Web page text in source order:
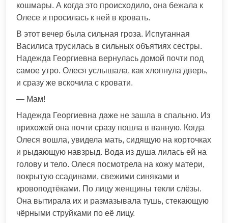
кошмары. А когда это происходило, она бежала к
Олесе и просилась к ней в кровать.
В этот вечер была сильная гроза. Испуганная
Василиса трусилась в сильных объятиях сестры.
Надежда Георгиевна вернулась домой почти под
самое утро. Олеся услышала, как хлопнула дверь,
и сразу же вскочила с кровати.
— Мам!
Надежда Георгиевна даже не зашла в спальню. Из
прихожей она почти сразу пошла в ванную. Когда
Олеся вошла, увидела мать, сидящую на корточках
и рыдающую навзрыд. Вода из душа лилась ей на
голову и тело. Олеся посмотрела на кожу матери,
покрытую ссадинами, свежими синяками и
кровоподтёками. По лицу женщины текли слёзы.
Она вытирала их и размазывала тушь, стекающую
чёрными струйками по её лицу.